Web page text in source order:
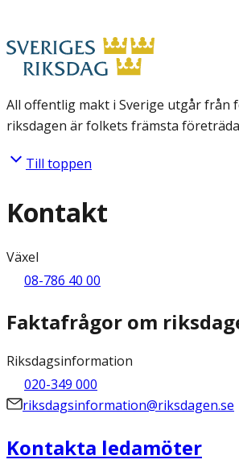
All offentlig makt i Sverige utgår från
riksdagen är folkets främsta
Till toppen
Kontakt
Växel
08-786 40 00
Faktafrågor om
Riksdagsinformation
020-349 000
riksdagsinformation@riksdagen.se
Kontakta ledamöter